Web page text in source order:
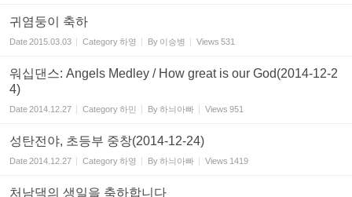
귀염둥이 축하
Date2015.03.03 Category하영 By 이승병 Views 531
워십댄스: Angels Medley / How great is our God(2014-12-2
4)
Date2014.12.27 Category하민 By하늬아빠 Views 951
성탄전야, 초등부 중창(2014-12-24)
Date2014.12.27 Category하영 By하늬아빠 Views 1419
처남댁의 생일을 축하합니다